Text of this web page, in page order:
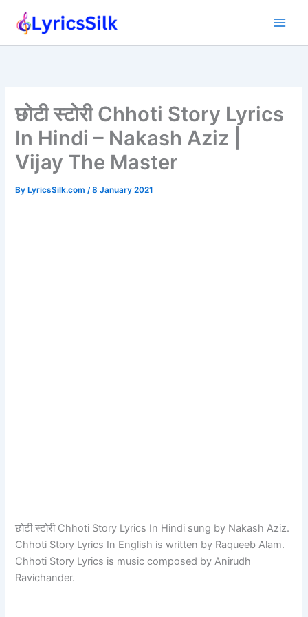
छोटी स्टोरी Chhoti Story Lyrics
In Hindi – Nakash Aziz |
Vijay The Master
ByLyricsSilk.com /8 January 2021
छोटी स्टोरी Chhoti Story Lyrics In Hindi sung by Nakash Aziz.
Chhoti Story Lyrics In English is written by Raqueeb Alam.
Chhoti Story Lyrics is music composed by Anirudh
Ravichander.